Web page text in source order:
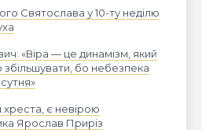
Святослава у 10-ту неділю
«Віра — це динамізм, який
бо небезпека
хреста, є невірою
Ярослав Приріз